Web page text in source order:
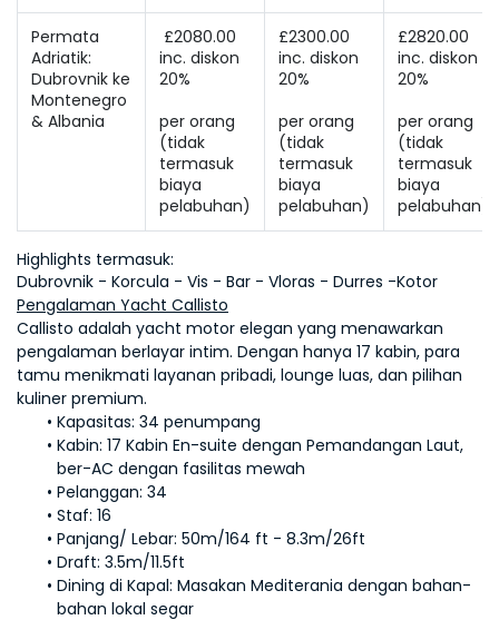
Permata
Adriatik:
Dubrovnik ke
Montenegro
& Albania
inc. diskon
per orang
(tidak
termasuk
biaya
pelabuhan)
£2300.00
inc. diskon
per orang
(tidak
termasuk
biaya
pelabuhan)
£2820.00
inc. diskon
per orang
(tidak
termasuk
biaya
pelabuhan)
Dubrovnik - Korcula - Vis - Bar - Vloras - Durres -Kotor
Pengalaman Yacht Callisto
Callisto adalah yacht motor elegan yang menawarkan
pengalaman berlayar intim. Dengan hanya 17 kabin, para
tamu menikmati layanan pribadi, lounge luas, dan pilihan
kuliner premium.
Kapasitas:
Kabin: 17 Kabin En-suite dengan Pemandangan Laut,
Pelanggan:
Staf:
Panjang/ Lebar:
Draft:
Dining di Kapal: Masakan Mediterania dengan bahan-